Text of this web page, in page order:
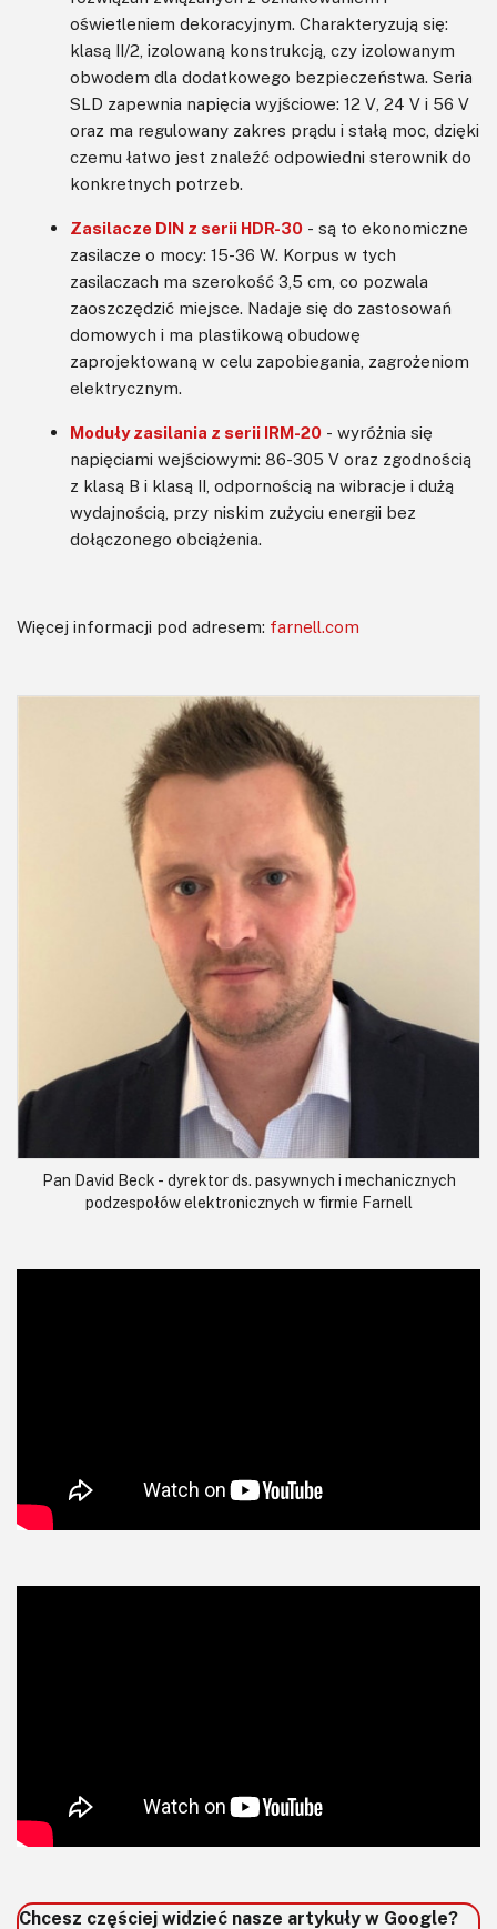
oświetleniem dekoracyjnym. Charakteryzują się:
klasą II/2, izolowaną konstrukcją, czy izolowanym
obwodem dla dodatkowego bezpieczeństwa. Seria
SLD zapewnia napięcia wyjściowe: 12 V, 24 V i 56 V
oraz ma regulowany zakres prądu i stałą moc, dzięki
czemu łatwo jest znaleźć odpowiedni sterownik do
konkretnych potrzeb.
Zasilacze DIN z serii HDR-30 - są to ekonomiczne
zasilacze o mocy: 15-36 W. Korpus w tych
zasilaczach ma szerokość 3,5 cm, co pozwala
zaoszczędzić miejsce. Nadaje się do zastosowań
domowych i ma plastikową obudowę
zaprojektowaną w celu zapobiegania, zagrożeniom
elektrycznym.
Moduły zasilania z serii IRM-20 - wyróżnia się
napięciami wejściowymi: 86-305 V oraz zgodnością
z klasą B i klasą II, odpornością na wibracje i dużą
wydajnością, przy niskim zużyciu energii bez
dołączonego obciążenia.
Więcej informacji pod adresem: farnell.com
Pan David Beck - dyrektor ds. pasywnych i mechanicznych
podzespołów elektronicznych w firmie Farnell
Chcesz częściej widzieć nasze artykuły w Google?